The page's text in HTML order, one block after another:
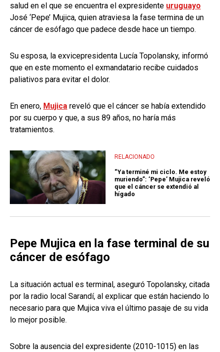
salud en el que se encuentra el expresidente uruguayo
José ‘Pepe’ Mujica, quien atraviesa la fase termina de un
cáncer de esófago que padece desde hace un tiempo.
Su esposa, la exvicepresidenta Lucía Topolansky, informó
que en este momento el exmandatario recibe cuidados
paliativos para evitar el dolor.
En enero, Mujica reveló que el cáncer se había extendido
por su cuerpo y que, a sus 89 años, no haría más
tratamientos.
RELACIONADO
“Ya terminé mi ciclo. Me estoy
muriendo”: ‘Pepe’ Mujica reveló
que el cáncer se extendió al
hígado
Pepe Mujica en la fase terminal de su
cáncer de esófago
La situación actual es terminal, aseguró Topolansky, citada
por la radio local Sarandí, al explicar que están haciendo lo
necesario para que Mujica viva el último pasaje de su vida
lo mejor posible.
Sobre la ausencia del expresidente (2010-1015) en las